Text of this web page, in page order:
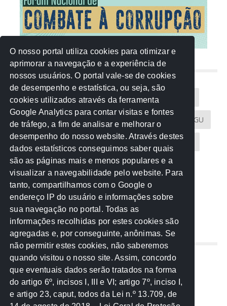
NUVEM DE TAGS
Acontece na Rede AGU AMM
Atricon Audicom CAU-MT CGU
CREA-MT Eventos MPC-MT MPE-MT
MPF Notícias PF PGE-MT PGR
Receita Federal Sem categoria
TCE-MT TCU TRE
REDE NOS ESTADOS
Mato Grosso do Sul
Paraná
Nacional
O nosso portal utiliza cookies para otimizar e
aprimorar a navegação e a experiência de
nossos usuários. O portal vale-se de cookies
de desempenho e estatística, ou seja, são
cookies utilizados através da ferramenta
Google Analytics para contar visitas e fontes
de tráfego, a fim de analisar e melhorar o
desempenho do nosso website. Através destes
dados estatísticos conseguimos saber quais
são as páginas mais e menos populares e a
visualizar a navegabilidade pelo website. Para
tanto, compartilhamos com o Google o
endereço IP do usuário e informações sobre
sua navegação no portal. Todas as
informações recolhidas por estes cookies são
agregadas e, por conseguinte, anônimas. Se
não permitir estes cookies, não saberemos
quando visitou o nosso site. Assim, concordo
que eventuais dados serão tratados na forma
do artigo 6º, incisos I, III e VI; artigo 7º, inciso I,
e artigo 23, caput, todos da Lei n.º 13.709, de